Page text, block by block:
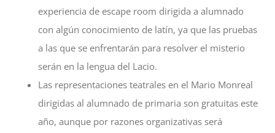
experiencia de escape room dirigida a alumnado
con algún conocimiento de latín, ya que las pruebas
a las que se enfrentarán para resolver el misterio
serán en la lengua del Lacio.
Las representaciones teatrales en el Mario Monreal
dirigidas al alumnado de primaria son gratuitas este
año, aunque por razones organizativas será